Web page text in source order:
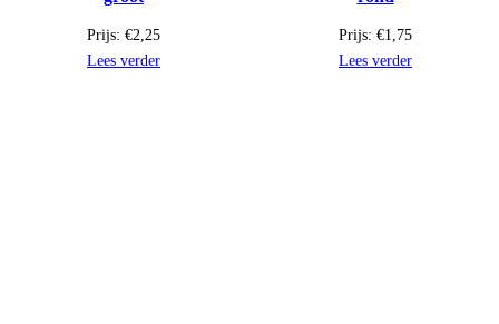
Prijs: €2,25
Lees verder
Prijs: €1,75
Lees verder